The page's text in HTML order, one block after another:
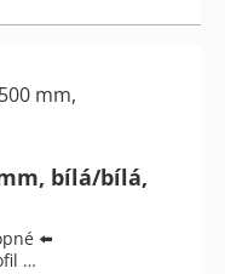
bílá/bílá,
⬅️
…